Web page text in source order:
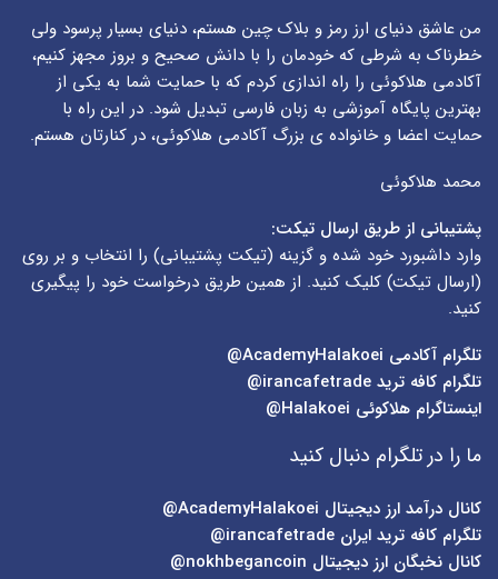
من عاشق دنیای ارز رمز و بلاک چین هستم، دنیای بسیار پرسود ولی
خطرناک به شرطی که خودمان را با دانش صحیح و بروز مجهز کنیم،
آکادمی هلاکوئی را راه اندازی کردم که با حمایت شما به یکی از
بهترین پایگاه آموزشی به زبان فارسی تبدیل شود. در این راه با
حمایت اعضا و خانواده ی بزرگ آکادمی هلاکوئی، در کنارتان هستم.
محمد هلاکوئی
پشتیبانی از طریق ارسال تیکت:
وارد داشبورد خود شده و گزینه (تیکت پشتیبانی) را انتخاب و بر روی
(ارسال تیکت) کلیک کنید. از همین طریق درخواست خود را پیگیری
کنید.
تلگرام آکادمی
تلگرام کافه ترید irancafetrade@
اینستاگرام هلاکوئی Halakoei@
ما را در تلگرام دنبال کنید
کانال درآمد ارز دیجیتال AcademyHalakoei@
تلگرام کافه ترید ایران irancafetrade@
کانال نخبگان ارز دیجیتال nokhbegancoin@